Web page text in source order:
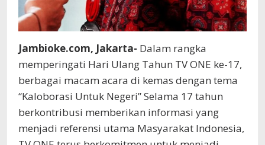
Jambioke.com, Jakarta- Dalam rangka
memperingati Hari Ulang Tahun TV ONE ke-17,
berbagai macam acara di kemas dengan tema
“Kaloborasi Untuk Negeri” Selama 17 tahun
berkontribusi memberikan informasi yang
menjadi referensi utama Masyarakat Indonesia,